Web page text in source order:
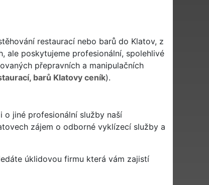
restaurací nebo barů do Klatov, z
ale poskytujeme profesionální, spolehlivé
přepravních a manipulačních
barů Klatovy ceník).
o jiné profesionální služby naší
zájem o odborné vyklízecí služby a
úklidovou firmu která vám zajistí